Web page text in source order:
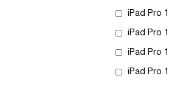
iPad Pro
iPad Pro
iPad Pro
iPad Pro